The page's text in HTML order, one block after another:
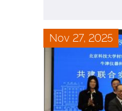
Nov 27, 2025